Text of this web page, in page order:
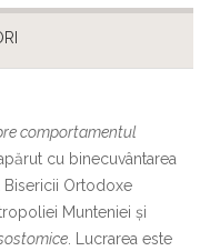
comportamentul
cu binecuvântarea
Bisericii Ortodoxe
Munteniei şi
. Lucrarea este